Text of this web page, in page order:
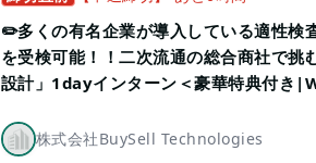
✏️多くの有名企業が導入している適性検
を受検可能！！二次流通の総合商社で挑
設計」1dayインターン＜豪華特典付き
株式会社BuySell Technologies